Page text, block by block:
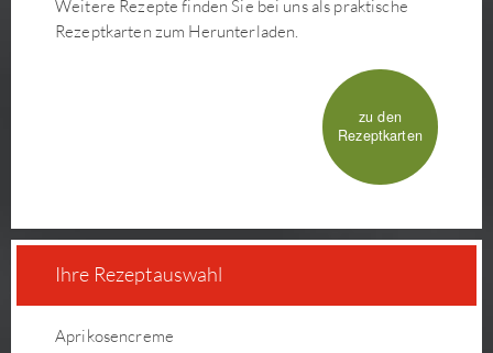
Weitere Rezepte finden Sie bei uns als praktische
Rezeptkarten zum Herunterladen.
zu den
Rezeptkarten
Ihre Rezeptauswahl
Aprikosencreme